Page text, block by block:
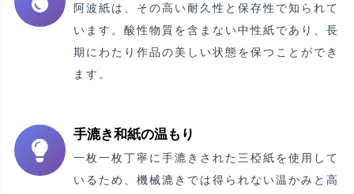
阿波紙は、その高い耐久性と保存性で知られて
います。酸性物質を含まない中性紙であり、長
期にわたり作品の美しい状態を保つことができ
ます。
手漉き和紙の温もり
一枚一枚丁寧に手漉きされた三椏紙を使用して
いるため、機械漉きでは得られない温かみと高